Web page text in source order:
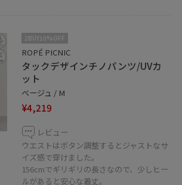
2BUY10%OFF
ROPÉ PICNIC
タックデザインチノパンツ/UVカ
ット
ベージュ / M
¥4,219
レビュー
ウエストはボタン調整するとジャストなサ
イズ感で穿けました。
156cmでギリギリの長さなので、少しヒー
ルがあると安心な着丈。